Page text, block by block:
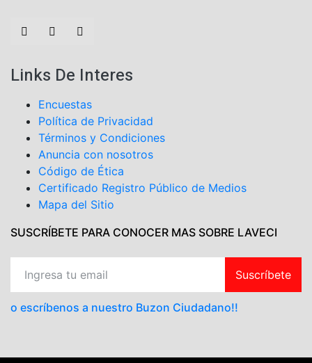
Links De Interes
Encuestas
Política de Privacidad
Términos y Condiciones
Anuncia con nosotros
Código de Ética
Certificado Registro Público de Medios
Mapa del Sitio
SUSCRÍBETE PARA CONOCER MAS SOBRE LAVECI
Suscríbete
o escríbenos a nuestro Buzon Ciudadano!!